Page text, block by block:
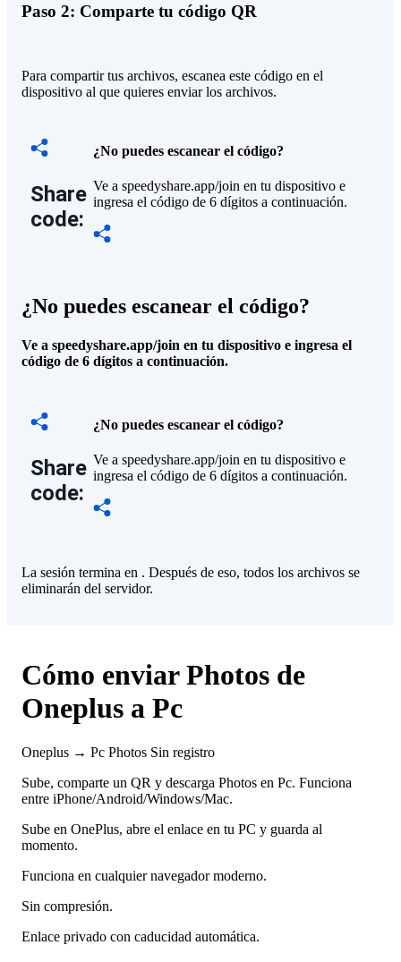
Paso 2: Comparte tu código QR
Para compartir tus archivos, escanea este código en el
dispositivo al que quieres enviar los archivos.
Share
code:
¿No puedes escanear el código?
Ve a speedyshare.app/join en tu dispositivo e
ingresa el código de 6 dígitos a continuación.
¿No puedes escanear el código?
Ve a speedyshare.app/join en tu dispositivo e ingresa el
código de 6 dígitos a continuación.
Share
code:
¿No puedes escanear el código?
Ve a speedyshare.app/join en tu dispositivo e
ingresa el código de 6 dígitos a continuación.
La sesión termina en . Después de eso, todos los archivos se
eliminarán del servidor.
Cómo enviar Photos de
Oneplus a Pc
Oneplus → Pc Photos Sin registro
Sube, comparte un QR y descarga Photos en Pc. Funciona
entre iPhone/Android/Windows/Mac.
Sube en OnePlus, abre el enlace en tu PC y guarda al
momento.
Funciona en cualquier navegador moderno.
Sin compresión.
Enlace privado con caducidad automática.